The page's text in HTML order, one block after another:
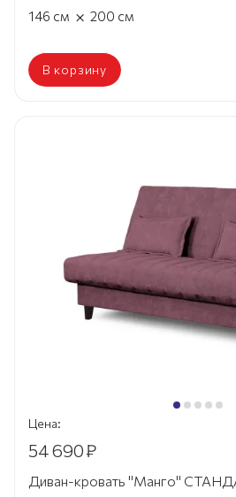
146 см × 200 см
В корзину
Цена:
54 690₽
Диван-кровать "Манго"